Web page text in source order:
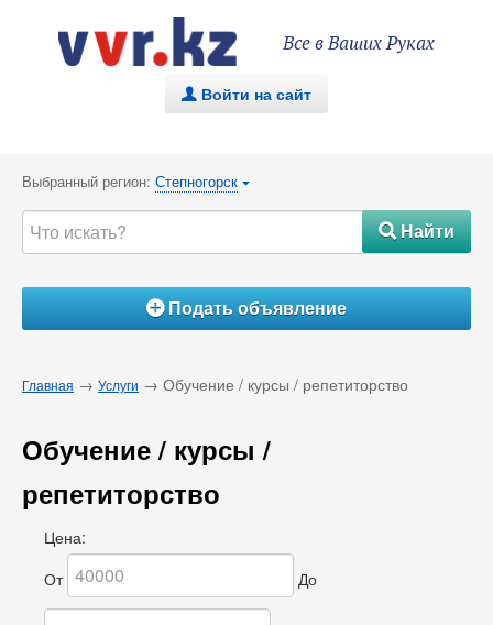
Все в Ваших Руках
. Войти на сайт
Выбранный регион: Степногорск {
#Найти
ÁПодать объявление
Главная → Услуги → Обучение / курсы / репетиторство
Обучение / курсы /
репетиторство
Цена:
От
До